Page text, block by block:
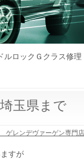
ルロックＧクラス修
玉県まで
ゲレンデヴァーゲン専門
すが